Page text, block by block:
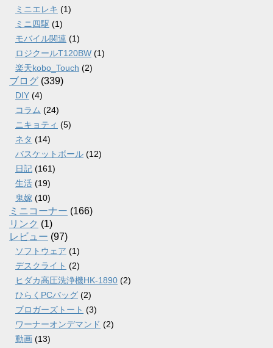
ミニエレキ (1)
ミニ四駆 (1)
モバイル関連 (1)
ロジクールT120BW (1)
楽天kobo_Touch (2)
ブログ (339)
DIY (4)
コラム (24)
ニキョティ (5)
ネタ (14)
バスケットボール (12)
日記 (161)
生活 (19)
鬼嫁 (10)
ミニコーナー (166)
リンク (1)
レビュー (97)
ソフトウェア (1)
デスクライト (2)
ヒダカ高圧洗浄機HK-1890 (2)
ひらくPCバッグ (2)
ブロガーズトート (3)
ワーナーオンデマンド (2)
動画 (13)